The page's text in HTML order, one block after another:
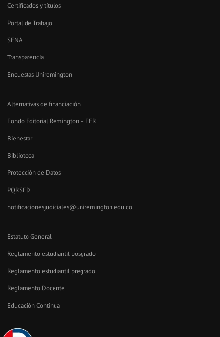
Certificados y títulos
Portal de Trabajo
SENA
Transparencia
Encuestas Uniremington
Alternativas de financiación
Fondo Editorial Remington – FER
Bienestar
Biblioteca
Protección de Datos
PQRSFD
notificacionesjudiciales@uniremington.edu.co
Estatuto General
Reglamento estudiantil posgrado
Reglamento estudiantil pregrado
Reglamento Docente
Educación Continua